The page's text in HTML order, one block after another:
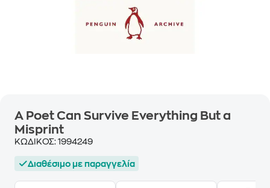
A Poet Can Survive Everything But a
Misprint
ΚΩΔΙΚΟΣ: 1994249
Διαθέσιμο με παραγγελία